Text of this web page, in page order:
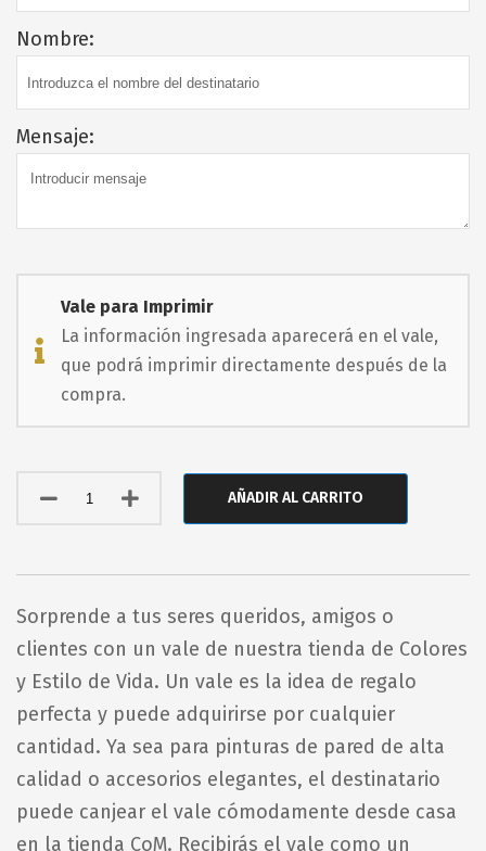
Nombre:
Mensaje:
Vale para Imprimir
La información ingresada aparecerá en el vale,
que podrá imprimir directamente después de la
compra.
AÑADIR AL CARRITO
Sorprende a tus seres queridos, amigos o
clientes con un vale de nuestra tienda de Colores
y Estilo de Vida. Un vale es la idea de regalo
perfecta y puede adquirirse por cualquier
cantidad. Ya sea para pinturas de pared de alta
calidad o accesorios elegantes, el destinatario
puede canjear el vale cómodamente desde casa
en la tienda CoM. Recibirás el vale como un